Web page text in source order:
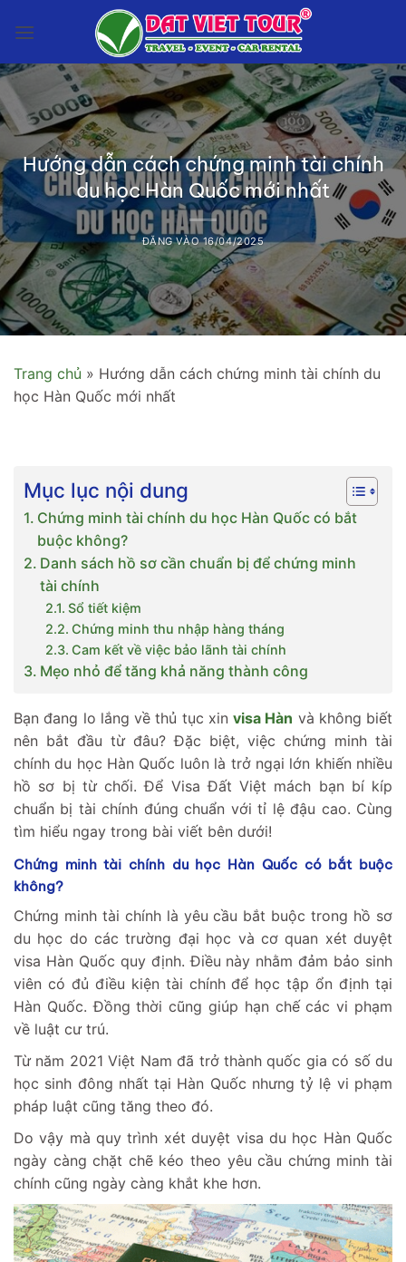
qua
dung
Hướng dẫn cách chứng minh tài chính
du học Hàn Quốc mới nhất
ĐĂNG VÀO16/04/2025
Trang chủ » Hướng dẫn cách chứng minh tài chính du
học Hàn Quốc mới nhất
Mục lục nội dung
Chứng minh tài chính du học Hàn Quốc có bắt
buộc không?
Danh sách hồ sơ cần chuẩn bị để chứng minh
tài chính
Sổ tiết kiệm
Chứng minh thu nhập hàng tháng
Cam kết về việc bảo lãnh tài chính
Mẹo nhỏ để tăng khả năng thành công
Bạn đang lo lắng về thủ tục xin visa Hàn và không biết
nên bắt đầu từ đâu? Đặc biệt, việc chứng minh tài
chính du học Hàn Quốc luôn là trở ngại lớn khiến nhiều
hồ sơ bị từ chối. Để Visa Đất Việt mách bạn bí kíp
chuẩn bị tài chính đúng chuẩn với tỉ lệ đậu cao. Cùng
tìm hiểu ngay trong bài viết bên dưới!
Chứng minh tài chính du học Hàn Quốc có bắt buộc
không?
Chứng minh tài chính là yêu cầu bắt buộc trong hồ sơ
du học do các trường đại học và cơ quan xét duyệt
visa Hàn Quốc quy định. Điều này nhằm đảm bảo sinh
viên có đủ điều kiện tài chính để học tập ổn định tại
Hàn Quốc. Đồng thời cũng giúp hạn chế các vi phạm
về luật cư trú.
Từ năm 2021 Việt Nam đã trở thành quốc gia có số du
học sinh đông nhất tại Hàn Quốc nhưng tỷ lệ vi phạm
pháp luật cũng tăng theo đó.
Do vậy mà quy trình xét duyệt visa du học Hàn Quốc
ngày càng chặt chẽ kéo theo yêu cầu chứng minh tài
chính cũng ngày càng khắt khe hơn.